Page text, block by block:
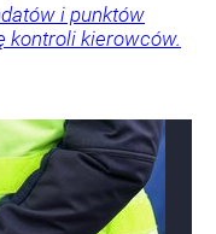
i punktów
kontroli kierowców.